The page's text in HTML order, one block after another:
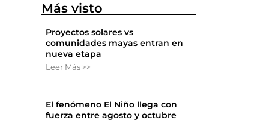
Más visto
Proyectos solares vs
comunidades mayas entran en
nueva etapa
Leer Más >>
El fenómeno El Niño llega con
fuerza entre agosto y octubre